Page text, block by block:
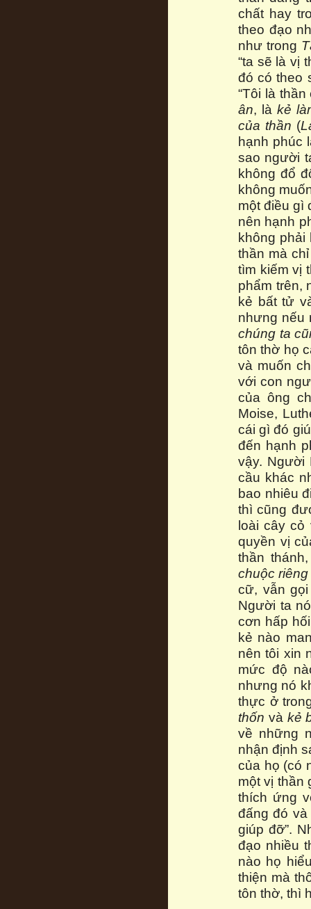
chất hay
theo đạo
như trong
“ta sẽ là vị
đó có theo
“Tôi là
ân, là kẻ
của thần (
hạnh phúc
sao người
không đổ
không
một điều gì
nên hạnh
không phải
thần mà
tìm kiếm vị
phẩm trên,
kẻ bất tử
nhưng
chúng ta
tôn thờ họ
và muốn
với con
của ông
Moise,
cái gì đó
đến hạnh
vậy. Người
cầu khác
bao nhiêu
thì cũng
loài cây
quyền vị
thần
chuộc
cữ, vẫn
Người ta
cơn hấp
kẻ nào
nên tôi xin
mức độ
nhưng nó
thực ở
thốn và kẻ
về những
nhận định
của họ (có
một vị thần
thích ứng
đấng đó
giúp đỡ”.
đạo nhiều
nào họ
thiện mà
tôn thờ, thì